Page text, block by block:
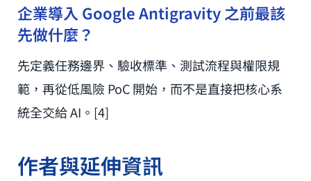
企業導入 Google Antigravity 之前最該
先做什麼？
先定義任務邊界、驗收標準、測試流程與權限規
範，再從低風險 PoC 開始，而不是直接把核心系
統全交給 AI。[4]
作者與延伸資訊